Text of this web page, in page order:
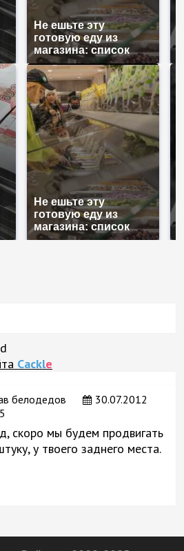
Не ешьте эту
готовую еду из
магазина: список
Не ешьте эту
готовую еду из
магазина: список
Cackle
белодедов
30.07.2012
скоро мы будем продвигать
у твоего заднего места.